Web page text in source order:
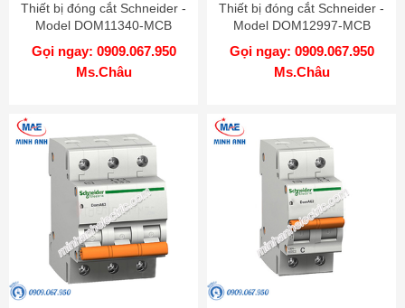
Thiết bị đóng cắt Schneider -
Model DOM11340-MCB
Gọi ngay: 0909.067.950
Ms.Châu
Thiết bị đóng cắt Schneider -
Model DOM12997-MCB
Gọi ngay: 0909.067.950
Ms.Châu